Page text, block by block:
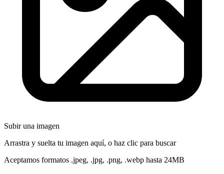
Subir una imagen
Arrastra y suelta tu imagen aquí, o haz clic para buscar
Aceptamos formatos .jpeg, .jpg, .png, .webp hasta 24MB